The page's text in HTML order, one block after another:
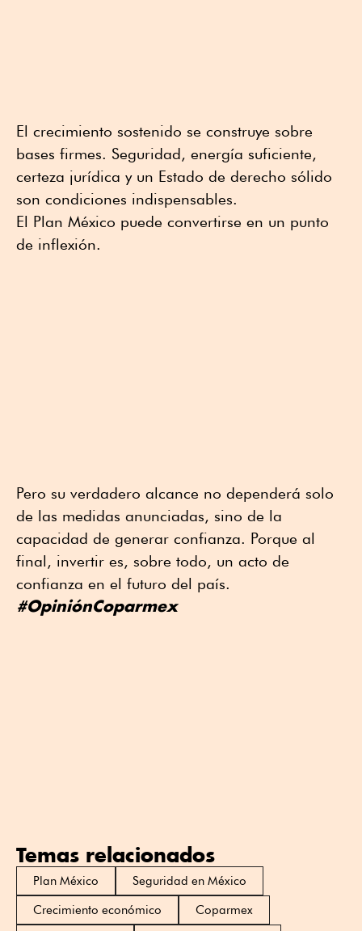
El crecimiento sostenido se construye sobre
bases firmes. Seguridad, energía suficiente,
certeza jurídica y un Estado de derecho sólido
son condiciones indispensables.
El Plan México puede convertirse en un punto
de inflexión.
Pero su verdadero alcance no dependerá solo
de las medidas anunciadas, sino de la
capacidad de generar confianza. Porque al
final, invertir es, sobre todo, un acto de
confianza en el futuro del país.
#OpiniónCoparmex
Temas relacionados
Plan México
Seguridad en México
Crecimiento económico
Coparmex